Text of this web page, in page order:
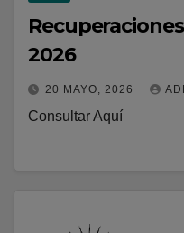
2026
20 MAYO, 2026
Consultar Aquí